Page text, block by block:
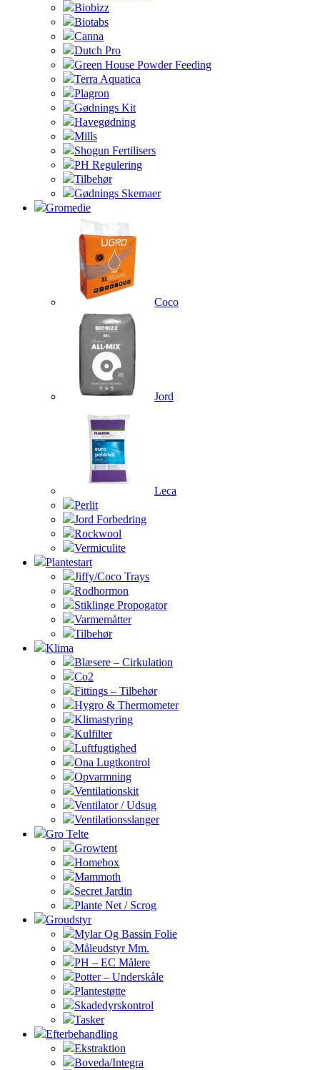
Biobizz
Biotabs
Canna
Dutch Pro
Green House Powder Feeding
Terra Aquatica
Plagron
Gødnings Kit
Havegødning
Mills
Shogun Fertilisers
PH Regulering
Tilbehør
Gødnings Skemaer
Gromedie
Coco
Jord
Leca
Perlit
Jord Forbedring
Rockwool
Vermiculite
Plantestart
Jiffy/Coco Trays
Rodhormon
Stiklinge Propogator
Varmemåtter
Tilbehør
Klima
Blæsere – Cirkulation
Co2
Fittings – Tilbehør
Hygro & Thermometer
Klimastyring
Kulfilter
Luftfugtighed
Ona Lugtkontrol
Opvarmning
Ventilationskit
Ventilator / Udsug
Ventilationsslanger
Gro Telte
Growtent
Homebox
Mammoth
Secret Jardin
Plante Net / Scrog
Groudstyr
Mylar Og Bassin Folie
Måleudstyr Mm.
PH – EC Målere
Potter – Underskåle
Plantestøtte
Skadedyrskontrol
Tasker
Efterbehandling
Ekstraktion
Boveda/Integra